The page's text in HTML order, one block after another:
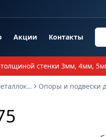
Акции Контакты
стенки 3мм, 4мм,
Опоры трубопроводов и металлоконструкции